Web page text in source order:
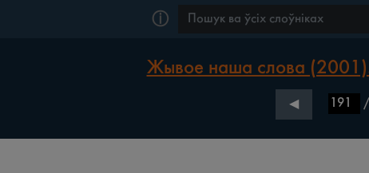
ⓘ
Жывое наша слова (2001).
◀ /